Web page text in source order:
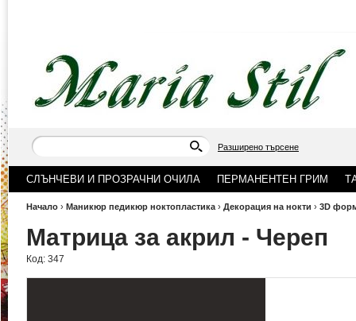
Разширено търсене
СЛЪНЧЕВИ И ПРОЗРАЧНИ ОЧИЛА ПЕРМАНЕНТЕН ГРИМ
Начало › Маникюр педикюр ноктопластика › Декорация на нокти › 3D
Матрица за акрил - Череп
Код: 347